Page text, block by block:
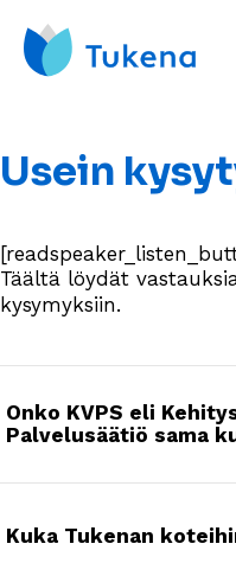
Usein
Täältä löydät
kysymyksiin.
Onko KVPS eli
Palvelusäätiö sama
Kuka Tukenan